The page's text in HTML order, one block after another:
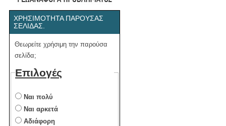
ΧΡΗΣΙΜΌΤΗΤΑ ΠΑΡΟΎΣΑΣ
ΣΕΛΊΔΑΣ.
Θεωρείτε χρήσιμη την παρούσα
σελίδα;
Επιλογές
Ναι πολύ
Ναι αρκετά
Αδιάφορη